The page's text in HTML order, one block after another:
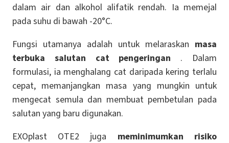
dalam air dan alkohol alifatik rendah. Ia memejal
pada suhu di bawah -20°C.
Fungsi utamanya adalah untuk melaraskan masa
terbuka salutan cat pengeringan . Dalam
formulasi, ia menghalang cat daripada kering terlalu
cepat, memanjangkan masa yang mungkin untuk
mengecat semula dan membuat pembetulan pada
salutan yang baru digunakan.
EXOplast OTE2 juga meminimumkan risiko